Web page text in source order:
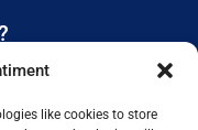
like cookies to store
municipal